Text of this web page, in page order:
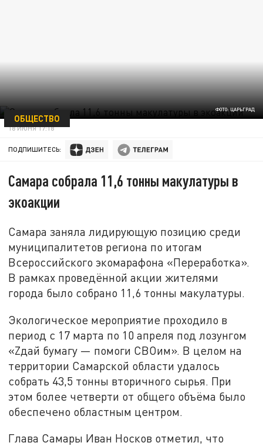
ФОТО: ЦАРЬГРАД
ОБЩЕСТВО
18 ИЮНЯ 17:18
ПОДПИШИТЕСЬ:
Самара собрала 11,6 тонны макулатуры в
экоакции
Самара заняла лидирующую позицию среди
муниципалитетов региона по итогам
Всероссийского экомарафона «Переработка».
В рамках проведённой акции жителями
города было собрано 11,6 тонны макулатуры.
Экологическое мероприятие проходило в
период с 17 марта по 10 апреля под лозунгом
«Zдай бумагу — помоги СВОим». В целом на
территории Самарской области удалось
собрать 43,5 тонны вторичного сырья. При
этом более четверти от общего объёма было
обеспечено областным центром.
Глава Самары Иван Носков отметил, что